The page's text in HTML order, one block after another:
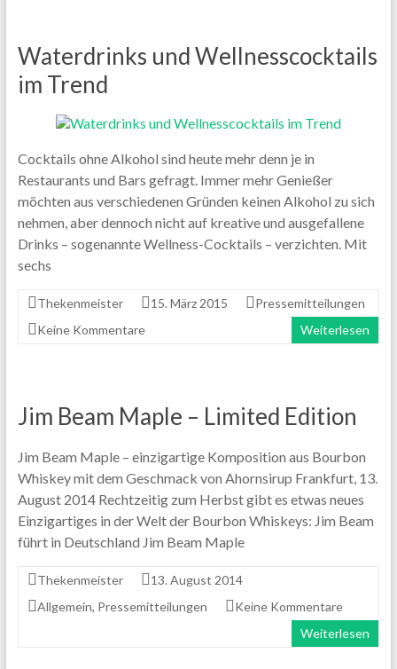
Waterdrinks und Wellnesscocktails
im Trend
Cocktails ohne Alkohol sind heute mehr denn je in
Restaurants und Bars gefragt. Immer mehr Genießer
möchten aus verschiedenen Gründen keinen Alkohol zu sich
nehmen, aber dennoch nicht auf kreative und ausgefallene
Drinks – sogenannte Wellness-Cocktails – verzichten. Mit
sechs
Thekenmeister 15. März 2015
Pressemitteilungen
Keine Kommentare
Weiterlesen
Jim Beam Maple – Limited Edition
Jim Beam Maple – einzigartige Komposition aus Bourbon
Whiskey mit dem Geschmack von Ahornsirup Frankfurt, 13.
August 2014 Rechtzeitig zum Herbst gibt es etwas neues
Einzigartiges in der Welt der Bourbon Whiskeys: Jim Beam
führt in Deutschland Jim Beam Maple
Thekenmeister
13. August 2014
Allgemein, Pressemitteilungen
Keine Kommentare
Weiterlesen